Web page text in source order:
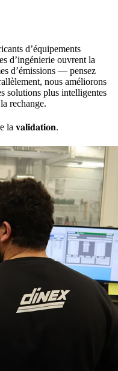
d’équipements
d’ingénierie ouvrent la
d’émissions — pensez
nous améliorons
solutions plus intelligentes
rechange.
la 𝐯𝐚𝐥𝐢𝐝𝐚𝐭𝐢𝐨𝐧.